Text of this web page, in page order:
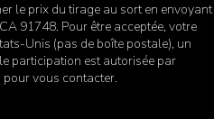
le prix du tirage au sort en envoyant
91748. Pour être acceptée, votre
Unis (pas de boîte postale), un
participation est autorisée par
vous contacter.